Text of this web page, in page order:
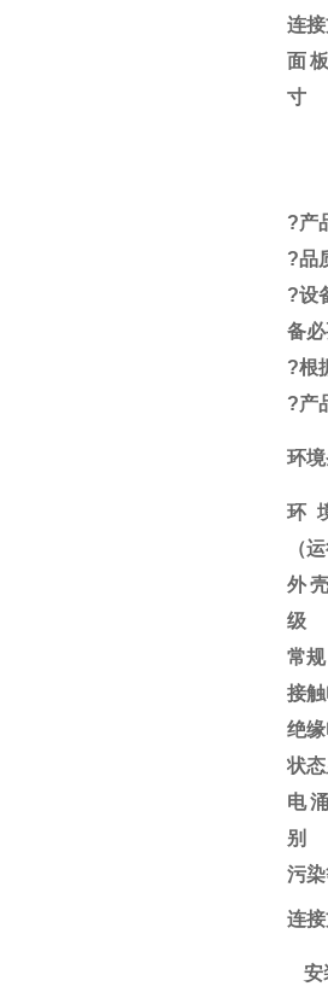
连
面
寸
?产
?品
?设
备
?根
?产
环
环
（
外
级
常规
接
绝
状
电
别
污
连
安